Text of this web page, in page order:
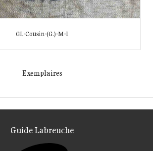
GL-Cousin-(G.)-M-1
Exemplaires
Guide Labreuche